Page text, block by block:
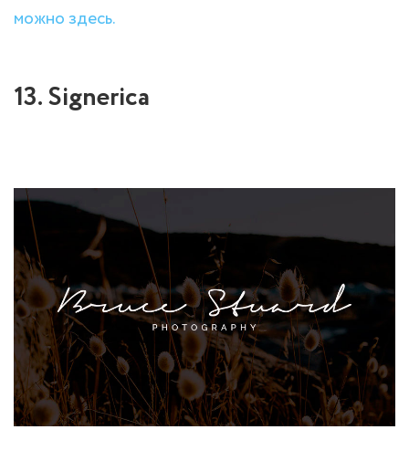
можно здесь.
13. Signerica